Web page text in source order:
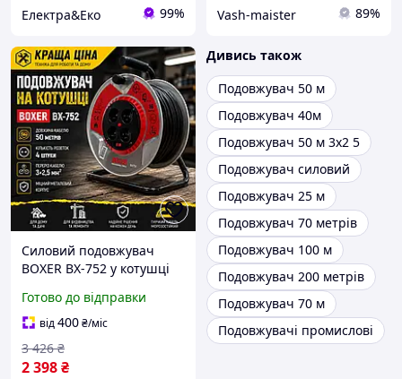
Електра&Еко 99% Vash-maister 89%
Силовий подовжувач
BOXER BX-752 у котушці
кабелю 3×2,5 мм²
Готово до відправки
від400₴/міс
2 398₴
3 426 ₴
Дивись також
Подовжувач 50 м
Подовжувач 40м
Подовжувач 50 м 3х2 5
Подовжувач силовий
Подовжувач 25 м
Подовжувач 70 метрів
Подовжувач 100 м
Подовжувач 200 метрів
Подовжувач 70 м
Подовжувачі промислові